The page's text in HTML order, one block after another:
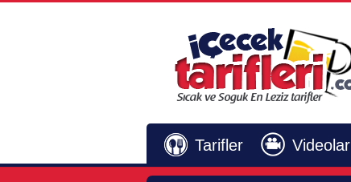
Tarifler Videolar